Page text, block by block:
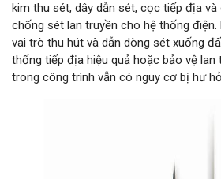
kim thu sét, dây dẫn sét, cọc tiếp địa
chống sét lan truyền cho hệ thống
vai trò thu hút và dẫn dòng sét xuống
thống tiếp địa hiệu quả hoặc bảo vệ lan
trong công trình vẫn có nguy cơ bị hư